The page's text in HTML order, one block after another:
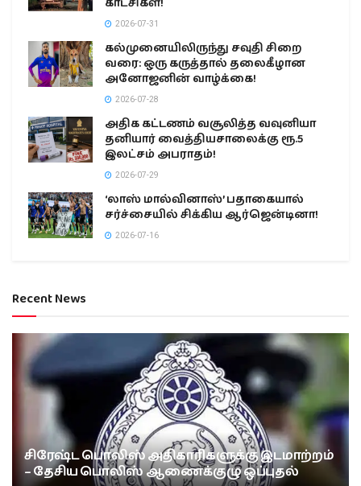
2026-07-31
கல்முனையிலிருந்து சவுதி சிறை
வரை: ஒரு கருத்தால் தலைகீழான
அனோஜனின் வாழ்க்கை!
2026-07-28
அதிக கட்டணம் வசூலித்த வவுனியா
தனியார் வைத்தியசாலைக்கு ரூ.5
இலட்சம் அபராதம்!
2026-07-29
‘லாஸ் மால்வினாஸ்’ பதாகையால்
சர்ச்சையில் சிக்கிய ஆர்ஜென்டினா!
2026-07-16
Recent News
சிரேஷ்ட பொலிஸ் அதிகாரிகளுக்கு இடமாற்றம்
– தேசிய பொலிஸ் ஆணைக்குழு ஒப்புதல்